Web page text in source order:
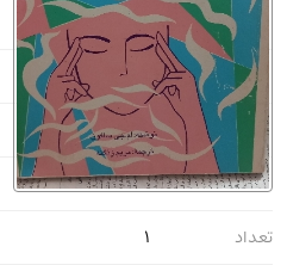
کتاب های مصور رنگی و گلاسه(23)
عرفانی و سلوک(45)
الکترونیک (11)
دایره المعارف و فرهنگ(13)
علوم غریبه و شهودی(16)
سینما و فیلمتعداد
1